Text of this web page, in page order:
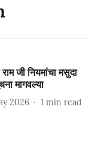
जी नियमांचा मसुदा
मागवल्या
2026 1 min read